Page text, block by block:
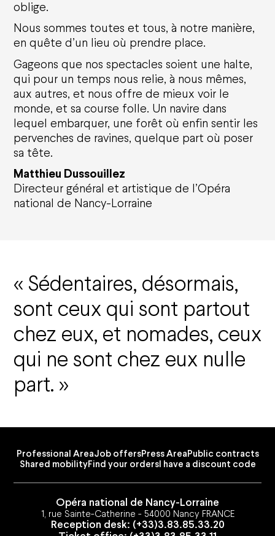
oblige.
Nous sommes toutes et tous, à notre manière,
en quête d’un lieu où prendre place.
Gageons que nos spectacles soient une halte,
qui pour un temps nous relie, à nous mêmes,
aux autres, et nous offre de mieux voir le
monde, et sa course folle. Un navire dans
lequel embarquer, une forêt où enfin sentir les
pervenches de ravines, quelque part où poser
sa tête.
Matthieu Dussouillez
Directeur général et artistique de l’Opéra
national de Nancy-Lorraine
Sédentaires, désormais,
sont ceux qui sont partout
chez eux, et nomades, ceux
qui ne sont chez eux nulle
part.
Professional AreaJob offersPress AreaPublic contracts
Shared mobilityFind your ordersI have a discount code
Opéra national de Nancy-Lorraine
1, rue Sainte-Catherine - 54000 Nancy FRANCE
Reception desk: (+33)3.83.85.33.20